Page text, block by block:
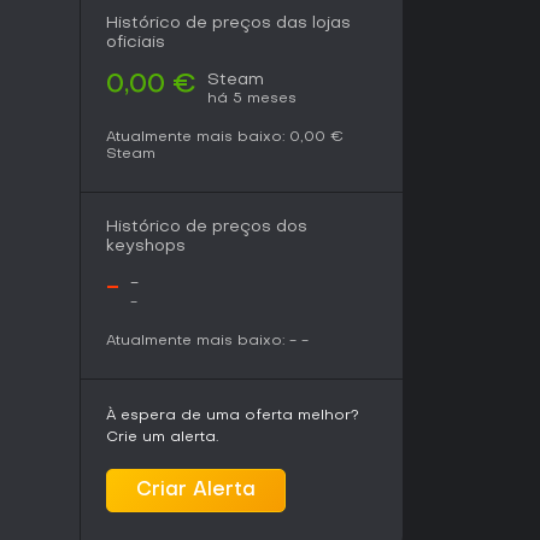
em busca de uma opção free-to-play,
benefício com mecânicas acessíveis e
embora alguns reclamem de interrupções
No PC, roda lisinho sem esses problemas,
gênero, é uma escolha certeira para
Histórico de preços das lojas
oficiais
0,00 € Steam
há 5 meses
Atualmente mais baixo: 0,00 €
Steam
Histórico de preços dos
keyshops
- -
-
Atualmente mais baixo: - -
À espera de uma oferta melhor?
Crie um alerta.
Criar Alerta